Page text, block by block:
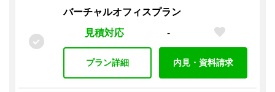
バーチャルオフィスプラン
見積対応
-
プラン詳細 内見・資料請求